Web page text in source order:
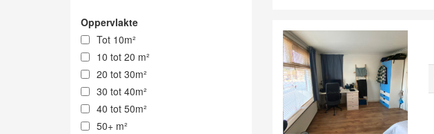
Oppervlakte
Tot 10m²
10 tot 20 m²
20 tot 30m²
30 tot 40m²
40 tot 50m²
50+ m²